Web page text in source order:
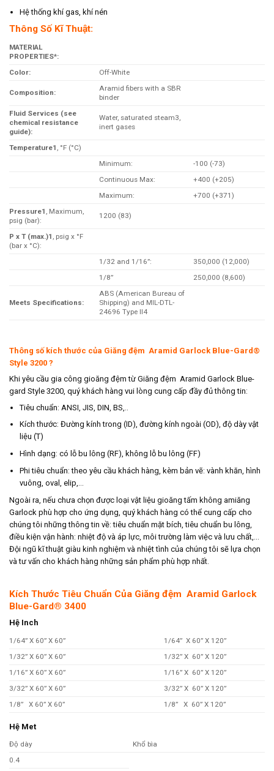
Hệ thống khí gas, khí nén
Thông Số Kĩ Thuật:
MATERIAL
PROPERTIES*:
Color:
Off-White
Composition:
Aramid fibers with a SBR
binder
Fluid Services (see
chemical resistance
guide):
Water, saturated steam3,
inert gases
Temperature1 , °F (°C)
Minimum:
-100 (-73)
Continuous Max:
+400 (+205)
Maximum:
+700 (+371)
Pressure1 , Maximum,
psig (bar):
1200 (83)
P x T (max.)1 , psig x °F
(bar x °C):
1/32 and 1/16”:
350,000 (12,000)
1/8”
250,000 (8,600)
Meets Specifications:
ABS (American Bureau of
Shipping) and MIL-DTL-
24696 Type II4
Thông số kích thước của Giăng đệm Aramid Garlock Blue-Gard®
Style 3200 ?
Khi yêu cầu gia công gioăng đệm từ Giăng đệm Aramid Garlock Blue-
gard Style 3200, quý khách hàng vui lòng cung cấp đầy đủ thông tin:
Tiêu chuẩn: ANSI, JIS, DIN, BS,..
Kích thước: Đường kính trong (ID), đường kính ngoài (OD), độ dày vật
liệu (T)
Hình dạng: có lỗ bu lông (RF), không lỗ bu lông (FF)
Phi tiêu chuẩn: theo yêu cầu khách hàng, kèm bản vẽ: vành khăn, hình
vuông, oval, elip,…
Ngoài ra, nếu chưa chọn được loại vật liệu gioăng tấm không amiăng
Garlock phù hợp cho ứng dụng, quý khách hàng có thể cung cấp cho
chúng tôi những thông tin về: tiêu chuẩn mặt bích, tiêu chuẩn bu lông,
điều kiện vận hành: nhiệt độ và áp lực, môi trường làm việc và lưu chất,…
Đội ngũ kĩ thuật giàu kinh nghiệm và nhiệt tình của chúng tôi sẽ lựa chọn
và tư vấn cho khách hàng những sản phẩm phù hợp nhất.
Kích Thước Tiêu Chuẩn Của Giăng đệm Aramid Garlock
Blue-Gard® 3400
Hệ Inch
1/64” X 60” X 60”
1/64” X 60” X 120”
1/32” X 60” X 60”
1/32” X 60” X 120”
1/16” X 60” X 60”
1/16” X 60” X 120”
3/32” X 60” X 60”
3/32” X 60” X 120”
1/8” X 60” X 60”
1/8” X 60” X 120”
Hệ Met
Độ dày
Khổ bìa
0.4